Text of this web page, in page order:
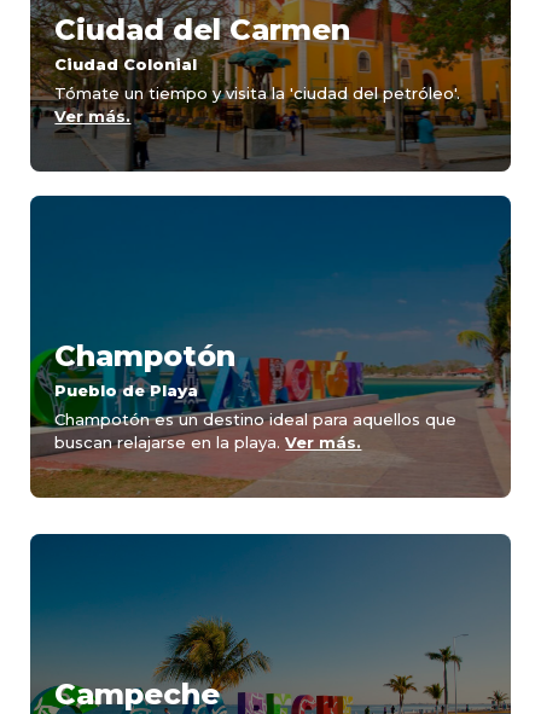
Ciudad del Carmen
Ciudad Colonial
Tómate un tiempo y visita la 'ciudad del petróleo'.
Ver más.
Champotón
Pueblo de Playa
Champotón es un destino ideal para aquellos que
buscan relajarse en la playa.Ver más.
Campeche